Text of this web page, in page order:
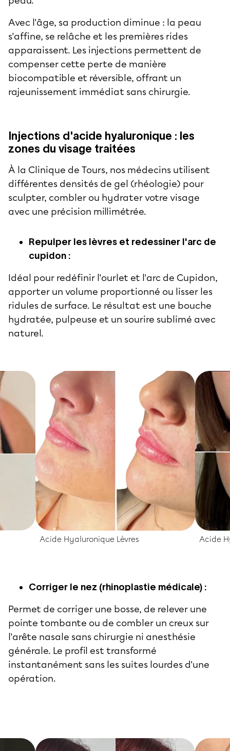
Avec l'âge, sa production diminue : la peau
s'affine, se relâche et les premières rides
apparaissent. Les injections permettent de
compenser cette perte de manière
biocompatible et réversible, offrant un
rajeunissement immédiat sans chirurgie.
Injections d'acide hyaluronique : les
zones du visage traitées
À la Clinique de Tours, nos médecins utilisent
différentes densités de gel (rhéologie) pour
sculpter, combler ou hydrater votre visage
avec une précision millimétrée.
Repulper les lèvres et redessiner l'arc de
cupidon :
Idéal pour redéfinir l'ourlet et l'arc de Cupidon,
apporter un volume proportionné ou lisser les
ridules de surface. Le résultat est une bouche
hydratée, pulpeuse et un sourire sublimé avec
naturel.
Acide Hyaluronique Lèvres Acide
Corriger le nez (rhinoplastie médicale) :
Permet de corriger une bosse, de relever une
pointe tombante ou de combler un creux sur
l'arête nasale sans chirurgie ni anesthésie
générale. Le profil est transformé
instantanément sans les suites lourdes d'une
opération.